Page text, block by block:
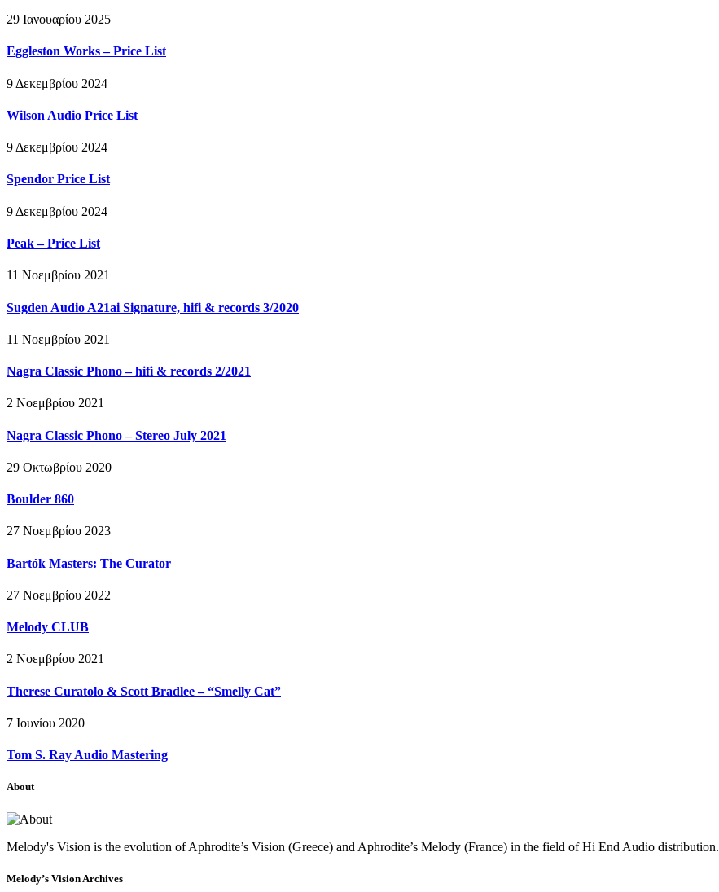
29 Ιανουαρίου 2025
Eggleston Works – Price List
9 Δεκεμβρίου 2024
Wilson Audio Price List
9 Δεκεμβρίου 2024
Spendor Price List
9 Δεκεμβρίου 2024
Peak – Price List
11 Νοεμβρίου 2021
Sugden Audio A21ai Signature, hifi & records 3/2020
11 Νοεμβρίου 2021
Nagra Classic Phono – hifi & records 2/2021
2 Νοεμβρίου 2021
Nagra Classic Phono – Stereo July 2021
29 Οκτωβρίου 2020
Boulder 860
27 Νοεμβρίου 2023
Bartók Masters: The Curator
27 Νοεμβρίου 2022
Melody CLUB
2 Νοεμβρίου 2021
Therese Curatolo & Scott Bradlee – “Smelly Cat”
7 Ιουνίου 2020
Tom S. Ray Audio Mastering
About
Melody's Vision is the evolution of Aphrodite’s Vision (Greece) and Aphrodite’s Melody (France) in the field of Hi End Audio distribution.
Melody’s Vision Archives